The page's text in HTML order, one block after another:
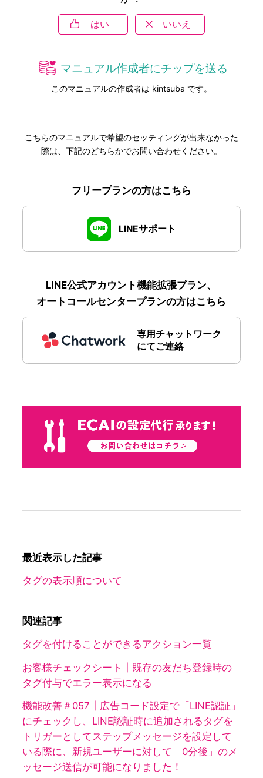
はい いいえ
マニュアル作成者にチップを送る
このマニュアルの作成者は kintsuba です。
こちらのマニュアルで希望のセッティングが出来なかった
際は、下記のどちらかでお問い合わせください。
フリープランの方はこちら
LINEサポート
LINE公式アカウント機能拡張プラン、
オートコールセンタープランの方はこちら
専用チャットワーク
にてご連絡
最近表示した記事
タグの表示順について
関連記事
タグを付けることができるアクション一覧
お客様チェックシート┃既存の友だち登録時の
タグ付与でエラー表示になる
機能改善＃057┃広告コード設定で「LINE認証」
にチェックし、LINE認証時に追加されるタグを
トリガーとしてステップメッセージを設定して
いる際に、新規ユーザーに対して「0分後」のメ
ッセージ送信が可能になりました！